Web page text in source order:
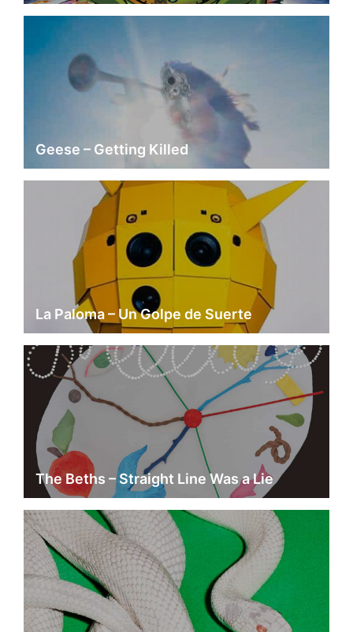
Geese – Getting Killed
La Paloma – Un Golpe de Suerte
The Beths – Straight Line Was a Lie